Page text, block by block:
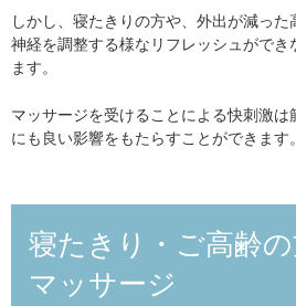
しかし、寝たきりの方や、外出が減っ
神経を調整する様なリフレッシュがで
ます。
マッサージを受けることによる快刺激
にも良い影響をもたらすことができます。
寝たきり・ご高齢
マッサージ